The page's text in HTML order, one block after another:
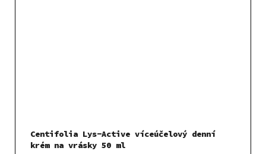
Centifolia Lys-Active víceúčelový denní
krém na vrásky 50 ml